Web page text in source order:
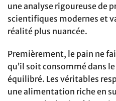
une analyse rigoureuse de
scientifiques modernes et
réalité plus nuancée.
Premièrement, le pain ne
qu’il soit consommé dans
équilibré. Les véritables
une alimentation riche en